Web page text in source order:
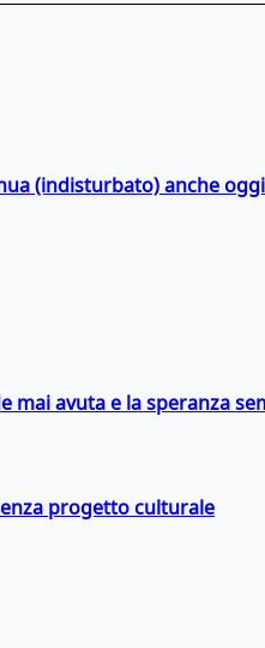
(indisturbato) anche oggi
mai avuta e la speranza
progetto culturale